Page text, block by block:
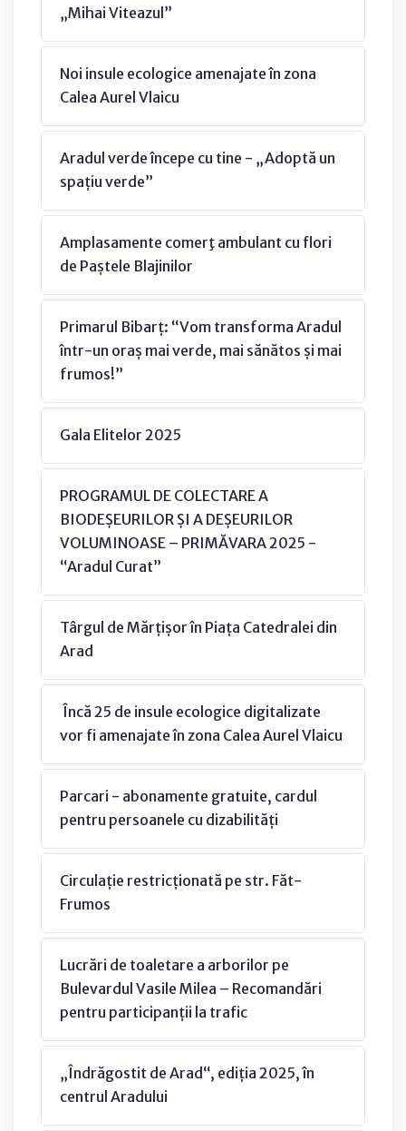
„Mihai Viteazul”
Noi insule ecologice amenajate în zona
Calea Aurel Vlaicu
Aradul verde începe cu tine - „Adoptă un
spațiu verde”
Amplasamente comerţ ambulant cu flori
de Paștele Blajinilor
Primarul Bibarț: “Vom transforma Aradul
într-un oraș mai verde, mai sănătos și mai
frumos!”
Gala Elitelor 2025
PROGRAMUL DE COLECTARE A
BIODEȘEURILOR ȘI A DEȘEURILOR
VOLUMINOASE – PRIMĂVARA 2025 -
“Aradul Curat”
Târgul de Mărțișor în Piața Catedralei din
Arad
Încă 25 de insule ecologice digitalizate
vor fi amenajate în zona Calea Aurel Vlaicu
Parcari - abonamente gratuite, cardul
pentru persoanele cu dizabilități
Circulație restricționată pe str. Făt-
Frumos
Lucrări de toaletare a arborilor pe
Bulevardul Vasile Milea – Recomandări
pentru participanții la trafic
„Îndrăgostit de Arad“, ediția 2025, în
centrul Aradului